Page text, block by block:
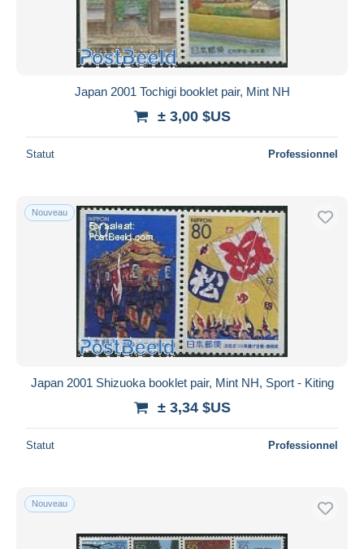
Japan 2001 Tochigi booklet pair, Mint NH
± 3,00 $US
Statut Professionnel
Nouveau
Japan 2001 Shizuoka booklet pair, Mint NH, Sport - Kiting
± 3,34 $US
Statut Professionnel
Nouveau